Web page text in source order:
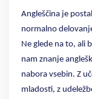
Angleščina je
normalno
Ne glede na to, ali
nam znanje
nabora vsebin. Z
mladosti, z